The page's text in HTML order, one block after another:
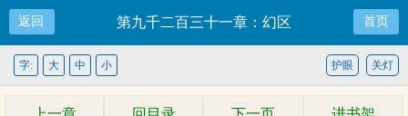
返回 第九千二百三十一章：幻区 首页
关灯
护眼
字: 大 中 小